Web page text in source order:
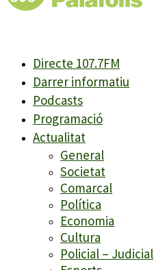
Directe 107.7FM
Darrer informatiu
Podcasts
Programació
Actualitat
General
Societat
Comarcal
Política
Economia
Cultura
Policial – Judicial